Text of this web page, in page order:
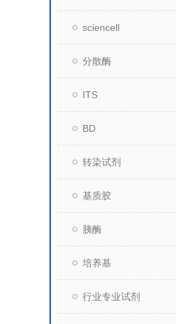
sciencell
分散酶
ITS
BD
转染试剂
基质胶
胰酶
培养基
行业专业试剂